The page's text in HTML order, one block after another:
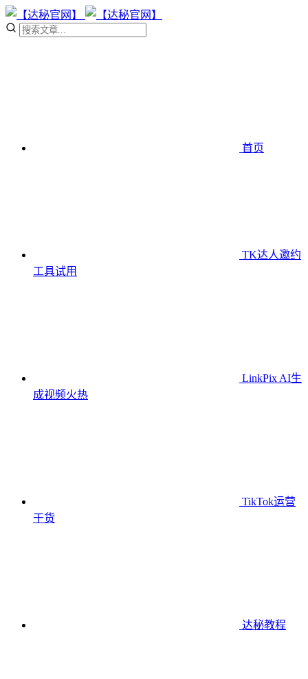
首页
TK达人邀约
工具试用
LinkPix AI生
成视频火热
TikTok运营
干货
达秘教程